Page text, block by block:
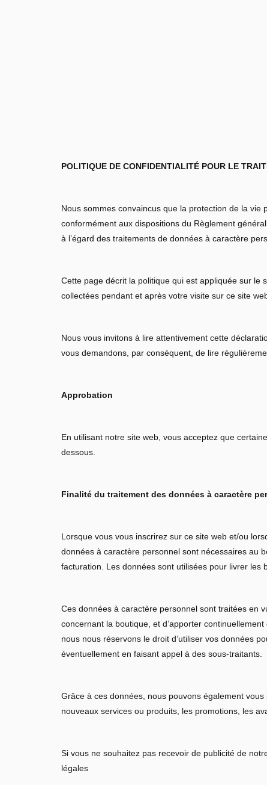
POLITIQUE DE CONFIDENTIALITÉ POUR LE
Nous sommes convaincus que la protection de la
conformément aux dispositions du Règlement
à l’égard des traitements de données à caractère
Cette page décrit la politique qui est appliquée sur le
collectées pendant et après votre visite sur ce site
Nous vous invitons à lire attentivement cette
vous demandons, par conséquent, de lire
Approbation
En utilisant notre site web, vous acceptez que
dessous.
Finalité du traitement des données à caractère
Lorsque vous vous inscrirez sur ce site web et/ou
données à caractère personnel sont nécessaires au
facturation. Les données sont utilisées pour livrer les
Ces données à caractère personnel sont traitées en
concernant la boutique, et d’apporter
nous nous réservons le droit d’utiliser vos données
éventuellement en faisant appel à des sous-traitants.
Grâce à ces données, nous pouvons également
nouveaux services ou produits, les promotions, les
Si vous ne souhaitez pas recevoir de publicité de
légales